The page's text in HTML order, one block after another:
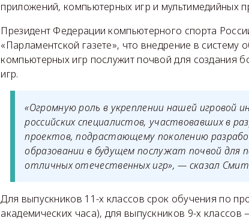
приложений, компьютерных игр и мультимедийных
Президент Федерации компьютерного спорта
«Парламентской газете», что внедрение в систему
компьютерных игр послужит почвой для создания
игр.
«Огромную роль в укреплении нашей игровой
российских специалистов, участвовавших в
проектов, подрастающему поколению
образовании в будущем послужат почвой для
отличных отечественных игр», — сказал
Для выпускников 11-х классов срок обучения по
академических часа), для выпускников 9-х